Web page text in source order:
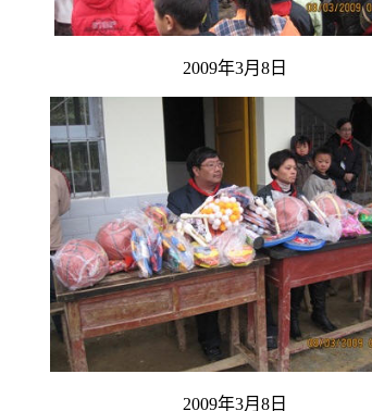
2009年3月8日
2009年3月8日